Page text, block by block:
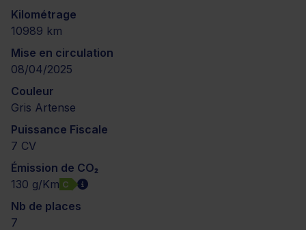
Kilométrage
10989 km
Mise en circulation
08/04/2025
Couleur
Gris Artense
Puissance Fiscale
7 CV
Émission de CO₂
130 g/Km C
Nb de places
7